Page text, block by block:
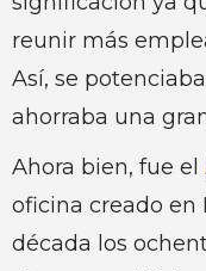
reunir más
Así, se
ahorraba una
Ahora bien, fue el
oficina creado en
década los